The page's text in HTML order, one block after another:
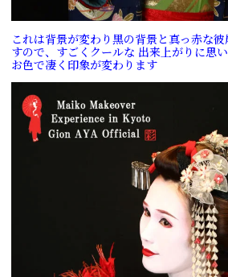
これは背景が変わり黒の背景と真っ赤な
すので、すごくクールな 出来上がりに思
お色で凄く印象が変わります